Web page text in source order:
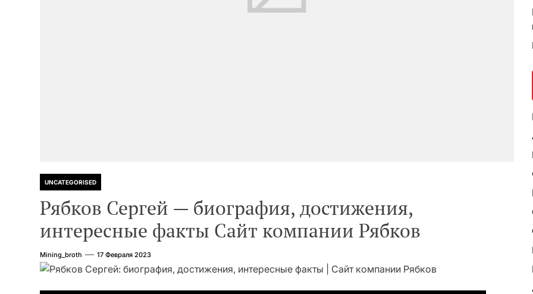
UNCATEGORISED
Рябков Сергей — биография, достижения,
интересные факты Сайт компании Рябков
Mining_broth 17 Февраля 2023